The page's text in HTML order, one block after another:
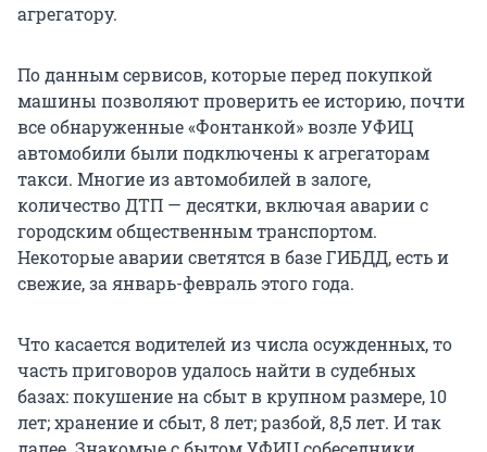
агрегатору.
По данным сервисов, которые перед покупкой
машины позволяют проверить ее историю, почти
все обнаруженные «Фонтанкой» возле УФИЦ
автомобили были подключены к агрегаторам
такси. Многие из автомобилей в залоге,
количество ДТП — десятки, включая аварии с
городским общественным транспортом.
Некоторые аварии светятся в базе ГИБДД, есть и
свежие, за январь-февраль этого года.
Что касается водителей из числа осужденных, то
часть приговоров удалось найти в судебных
базах: покушение на сбыт в крупном размере, 10
лет; хранение и сбыт, 8 лет; разбой, 8,5 лет. И так